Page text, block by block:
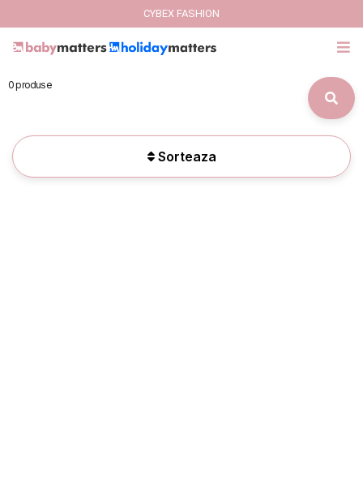
CYBEX FASHION
0 produse
Sorteaza